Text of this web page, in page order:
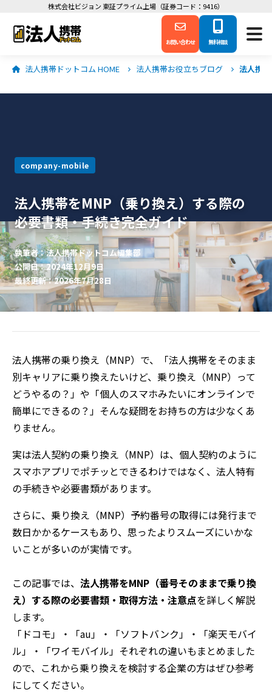
株式会社ビジョン 東証プライム上場（証券コード：9416）
お問い合わせ 無料相談
法人携帯ドットコム HOME 法人携帯お役立ちブログ 法人携
company-mobile
法人携帯をMNP（乗り換え）する際の
必要書類・手続き完全ガイド
執筆者：法人携帯ドットコム編集部
公開日：2024年12月9日
最終更新：2026年7月28日
法人携帯の乗り換え（MNP）で、「法人携帯をそのまま
別キャリアに乗り換えたいけど、乗り換え（MNP）って
どうやるの？」や「個人のスマホみたいにオンラインで
簡単にできるの？」そんな疑問をお持ちの方は少なくあ
りません。
実は法人契約の乗り換え（MNP）は、個人契約のように
スマホアプリでポチッとできるわけではなく、法人特有
の手続きや必要書類があります。
さらに、乗り換え（MNP）予約番号の取得には発行まで
数日かかるケースもあり、思ったよりスムーズにいかな
いことが多いのが実情です。
この記事では、 法人携帯をMNP（番号そのままで乗り換
え）する際の必要書類・取得方法・注意点を詳しく解説
します。
「ドコモ」・「au」・「ソフトバンク」・「楽天モバイ
ル」・「ワイモバイル」それぞれの違いもまとめました
ので、これから乗り換えを検討する企業の方はぜひ参考
にしてください。